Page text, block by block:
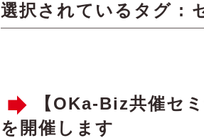
選択されているタグ :
【OKa-Biz共催セ
を開催します